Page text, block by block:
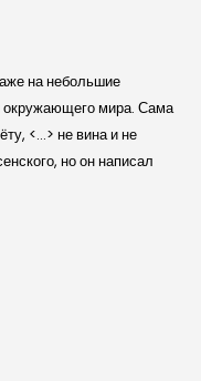
на небольшие
окружающего мира. Сама
<…> не вина и не
но он написал